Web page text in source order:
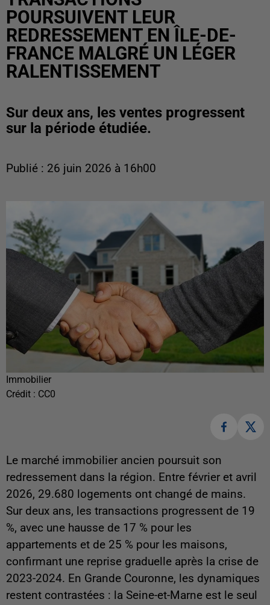
POURSUIVENT LEUR
REDRESSEMENT EN ÎLE-DE-
FRANCE MALGRÉ UN LÉGER
RALENTISSEMENT
Sur deux ans, les ventes progressent
sur la période étudiée.
Publié : 26 juin 2026 à 16h00
Immobilier
Crédit : CC0
Le marché immobilier ancien poursuit son
redressement dans la région. Entre février et avril
2026, 29.680 logements ont changé de mains.
Sur deux ans, les transactions progressent de 19
%, avec une hausse de 17 % pour les
appartements et de 25 % pour les maisons,
confirmant une reprise graduelle après la crise de
2023-2024. En Grande Couronne, les dynamiques
restent contrastées : la Seine-et-Marne est le seul